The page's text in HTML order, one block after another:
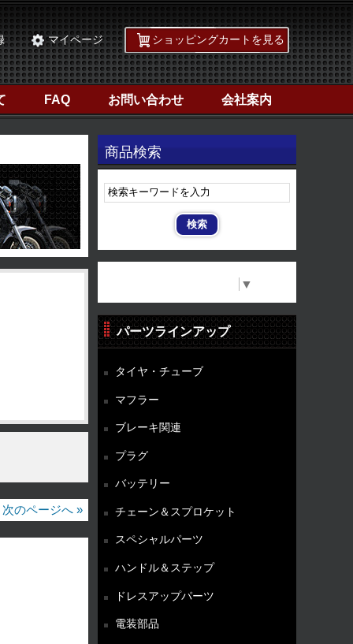
マイページ ショッピングカートを見る
FAQ お問い合わせ 会社案内
商品検索
▼
次のページへ »
パーツラインアップ
タイヤ・チューブ
マフラー
ブレーキ関連
プラグ
バッテリー
チェーン＆スプロケット
スペシャルパーツ
ハンドル＆ステップ
ドレスアップパーツ
電装部品